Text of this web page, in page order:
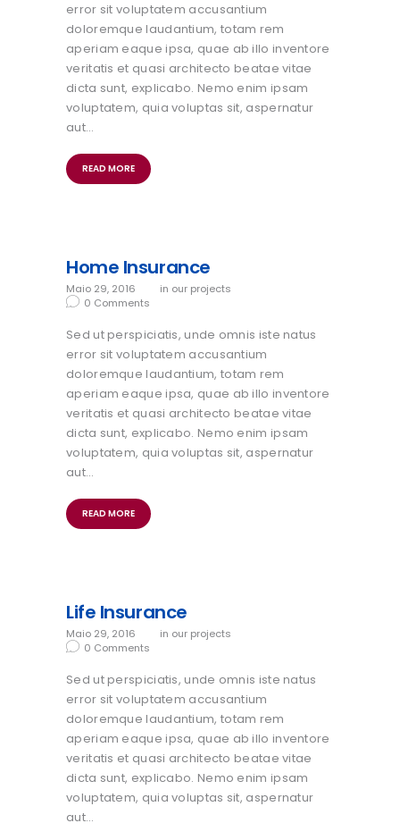
error sit voluptatem accusantium
doloremque laudantium, totam rem
aperiam eaque ipsa, quae ab illo inventore
veritatis et quasi architecto beatae vitae
dicta sunt, explicabo. Nemo enim ipsam
voluptatem, quia voluptas sit, aspernatur
aut…
READ MORE
Home Insurance
Maio 29, 2016 in our projects
0 Comments
Sed ut perspiciatis, unde omnis iste natus
error sit voluptatem accusantium
doloremque laudantium, totam rem
aperiam eaque ipsa, quae ab illo inventore
veritatis et quasi architecto beatae vitae
dicta sunt, explicabo. Nemo enim ipsam
voluptatem, quia voluptas sit, aspernatur
aut…
READ MORE
Life Insurance
Maio 29, 2016 in our projects
0 Comments
Sed ut perspiciatis, unde omnis iste natus
error sit voluptatem accusantium
doloremque laudantium, totam rem
aperiam eaque ipsa, quae ab illo inventore
veritatis et quasi architecto beatae vitae
dicta sunt, explicabo. Nemo enim ipsam
voluptatem, quia voluptas sit, aspernatur
aut…